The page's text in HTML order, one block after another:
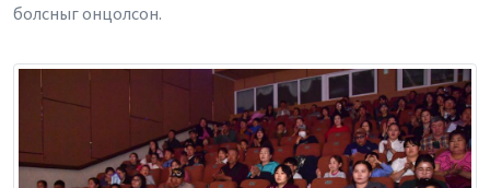
болсныг онцолсон.